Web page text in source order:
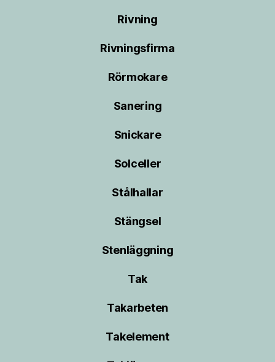
Rivning
Rivningsfirma
Rörmokare
Sanering
Snickare
Solceller
Stålhallar
Stängsel
Stenläggning
Tak
Takarbeten
Takelement